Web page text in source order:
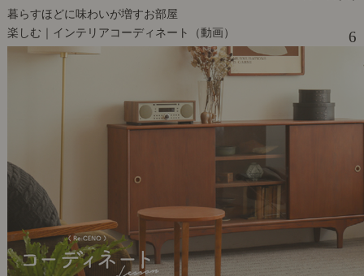
暮らすほどに味わいが増すお部屋
楽しむ｜インテリアコーディネート（動画）
6